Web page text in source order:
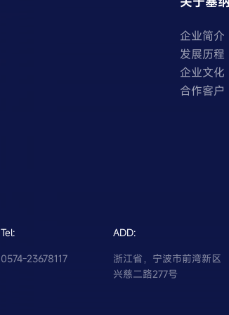
企业简介
发展历程
企业文化
合作客户
Tel:
0574-23678117
ADD:
浙江省，宁波市前湾新区
兴慈二路277号